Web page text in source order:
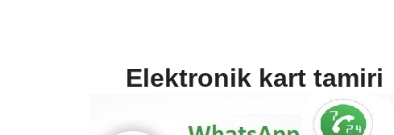
Elektronik kart tamiri